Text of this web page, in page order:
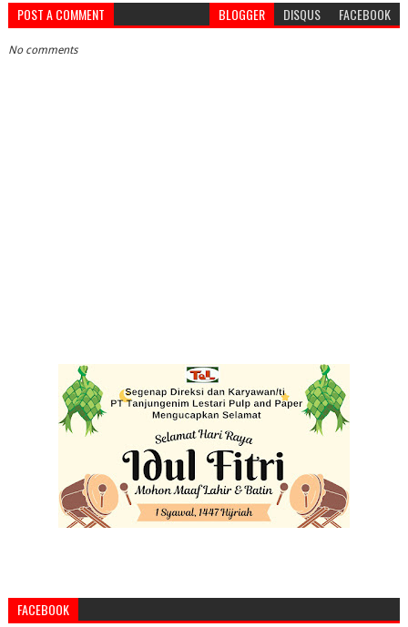
POST A COMMENT BLOGGER DISQUS FACEBOOK
No comments
FACEBOOK